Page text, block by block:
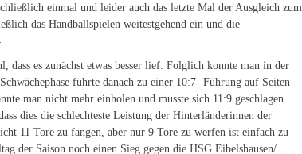
einmal und leider auch das letzte Mal der Ausgleich zum
das Handballspielen weitestgehend ein und die
dass es zunächst etwas besser lief. Folglich konnte man in der
führte danach zu einer 10:7- Führung auf Seiten
man nicht mehr einholen und musste sich 11:9 geschlagen
dies die schlechteste Leistung der Hinterländerinnen der
11 Tore zu fangen, aber nur 9 Tore zu werfen ist einfach zu
der Saison noch einen Sieg gegen die HSG Eibelshausen/